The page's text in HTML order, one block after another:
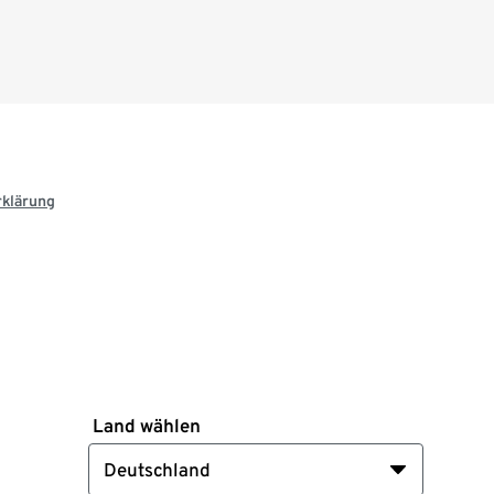
Land wählen
Deutschland